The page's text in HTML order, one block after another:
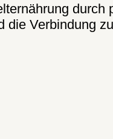
Verbindung